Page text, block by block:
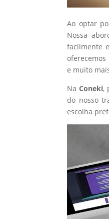
Ao optar
Nossa
facilmente
oferecemos
e muito
NaConeki,
do nosso
escolha